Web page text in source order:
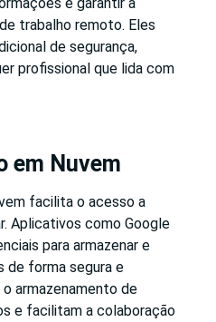
trabalho remoto. Eles
de segurança,
profissional que lida com
em Nuvem
facilita o acesso a
Aplicativos como Google
para armazenar e
de forma segura e
armazenamento de
e facilitam a colaboração